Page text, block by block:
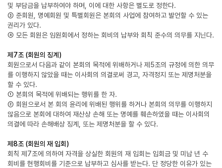
및 부담금을 납부하여야 하며, 이에 대한 사항은 별도로 정한다.
③ 준회원, 명예회원 및 특별회원은 본회의 사업에 참여하고 발언할 수 있는
권리가 있다.
④ 모든 회원은 임원회에서 정하는 회비의 납부와 회칙 준수의 의무를 지닌다.
제7조 (회원의 징계)
회원으로서 다음과 같이 본회의 목적에 위배하거나 제5조의 규정에 의한 의무
를 이행하지 않았을 때는 이사회의 의결로써 경고, 자격정지 또는 제명처분을
할 수 있다.
① 본회의 목적에 위배되는 행위를 한 자.
② 회원으로서 본 회의 윤리에 위배된 행위를 하거나 본회의 의무를 이행하지
않음으로 본회에 대하여 재산상 손해 또는 명예를 훼손하였을 때는 이사회의
의결에 따라 손해배상 징계, 또는 제명처분을 할 수 있다.
제8조 (회원의 재 입회)
회칙 제7조에 의하여 자격을 상실한 회원의 재 입회는 입회금 및 미납 년 수
회비를 현행회비를 기준으로 납부하고 심사를 받는다. 단 정당한 이유가 있는